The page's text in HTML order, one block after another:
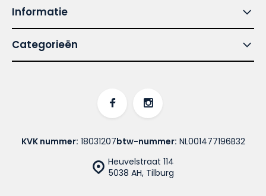
Informatie
Categorieën
Heuvelstraat 114
5038 AH, Tilburg
KVK nummer: 18031207btw-nummer: NL001477196B32